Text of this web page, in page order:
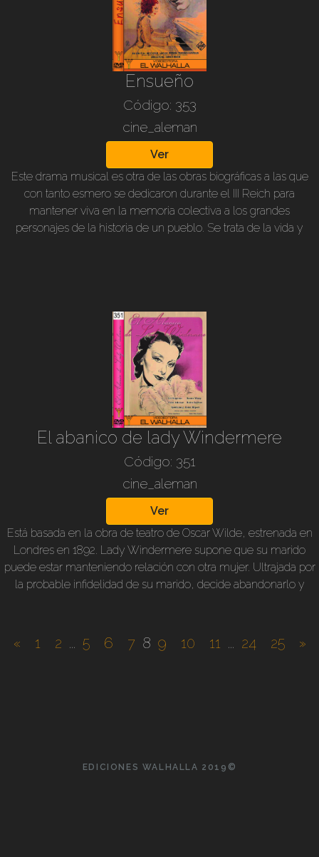
Blanco y negro, subtitulado en nuestro idioma. 92 minutos.
Dirección: Carl Froelich. Intérpretes: Zarah Leander, Heinrich
George, Ruth Hellberg, Lina Carstens, Paul Hörbiger y otros.
Ensueño
Código: 353
cine_aleman
Ver
Este drama musical es otra de las obras biográficas a las que
con tanto esmero se dedicaron durante el III Reich para
mantener viva en la memoria colectiva a los grandes
personajes de la historia de un pueblo. Se trata de la vida y
El abanico de lady Windermere
Código: 351
cine_aleman
Ver
Está basada en la obra de teatro de Oscar Wilde, estrenada en
Londres en 1892. Lady Windermere supone que su marido
puede estar manteniendo relación con otra mujer. Ultrajada por
la probable infidelidad de su marido, decide abandonarlo y
sospechada de ser amante, que hace todo para salvar el
matrimonio de Windermere. 1935. B/n, original alemán,
« 1 2 ... 5 6 7 8 9 10 11 ... 24 25 »
EDICIONES WALHALLA 2019©